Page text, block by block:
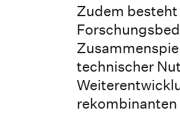
Zudem
technischer